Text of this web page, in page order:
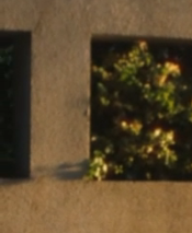
FAQ™ Pure
English
Français
Polski
Türkçe